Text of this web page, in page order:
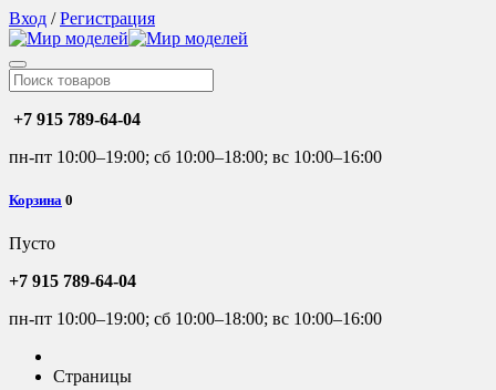
Вход /Регистрация
+7 915 789-64-04
пн-пт 10:00–19:00; сб 10:00–18:00; вс 10:00–16:00
Корзина 0
Пусто
+7 915 789-64-04
пн-пт 10:00–19:00; сб 10:00–18:00; вс 10:00–16:00
Страницы